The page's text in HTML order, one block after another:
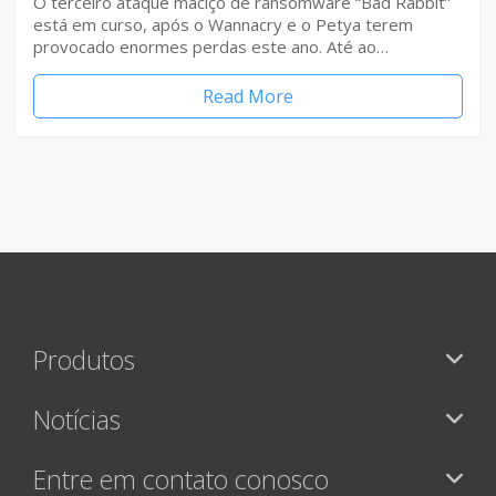
está em curso, após o Wannacry e o Petya terem
provocado enormes perdas este ano. Até ao…
Read More
Produtos
Notícias
Entre em contato conosco